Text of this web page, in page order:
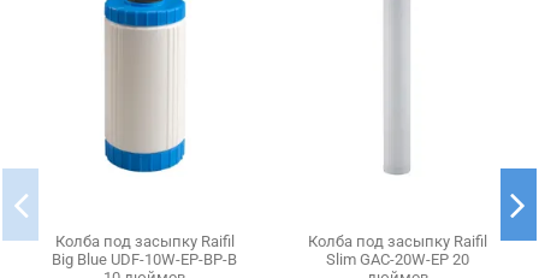
Колба под засыпку Raifil
Big Blue UDF-10W-EP-BP-B
Колба под засыпку Raifil
Slim GAC-20W-EP 20